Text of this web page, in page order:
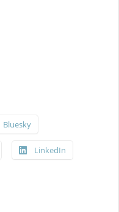
Bluesky
LinkedIn